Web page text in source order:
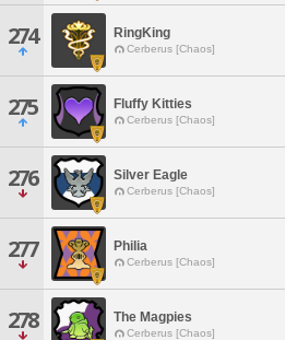
274 RingKing
Cerberus [Chaos]
275 Fluffy Kitties
Cerberus [Chaos]
276 Silver Eagle
Cerberus [Chaos]
277 Philia
Cerberus [Chaos]
278 The Magpies
Cerberus [Chaos]